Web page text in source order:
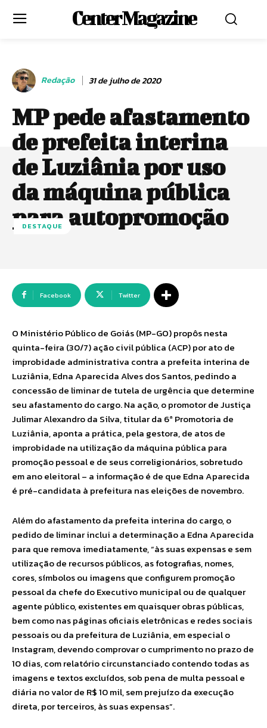
Center Magazine
Redação 31 de julho de 2020
MP pede afastamento
de prefeita interina
de Luziânia por uso
da máquina pública
para autopromoção
DESTAQUE
Facebook Twitter
O Ministério Público de Goiás (MP-GO) propôs nesta
quinta-feira (30/7) ação civil pública (ACP) por ato de
improbidade administrativa contra a prefeita interina de
Luziânia, Edna Aparecida Alves dos Santos, pedindo a
concessão de liminar de tutela de urgência que determine
seu afastamento do cargo. Na ação, o promotor de Justiça
Julimar Alexandro da Silva, titular da 6ª Promotoria de
Luziânia, aponta a prática, pela gestora, de atos de
improbidade na utilização da máquina pública para
promoção pessoal e de seus correligionários, sobretudo
em ano eleitoral – a informação é de que Edna Aparecida
é pré-candidata à prefeitura nas eleições de novembro.
Além do afastamento da prefeita interina do cargo, o
pedido de liminar inclui a determinação a Edna Aparecida
para que remova imediatamente, “às suas expensas e sem
utilização de recursos públicos, as fotografias, nomes,
cores, símbolos ou imagens que configurem promoção
pessoal da chefe do Executivo municipal ou de qualquer
agente público, existentes em quaisquer obras públicas,
bem como nas páginas oficiais eletrônicas e redes sociais
pessoais ou da prefeitura de Luziânia, em especial o
Instagram, devendo comprovar o cumprimento no prazo de
10 dias, com relatório circunstanciado contendo todas as
imagens e textos excluídos, sob pena de multa pessoal e
diária no valor de R$ 10 mil, sem prejuízo da execução
direta, por terceiros, às suas expensas”.